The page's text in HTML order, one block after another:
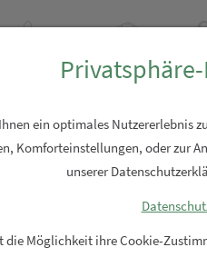
ein optimales Nutzererlebnis
Komforteinstellungen, oder zur
unserer
die Möglichkeit ihre Cookie-